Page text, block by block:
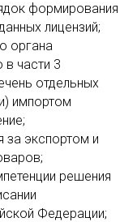
формирования
лицензий;
органа
в части 3
отдельных
импортом
за экспортом и
решения
Федерации;